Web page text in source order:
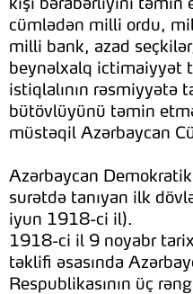
kişi bərabərliyini təmin
cümlədən milli ordu,
milli bank, azad
beynəlxalq ictimaiyyət
istiqlalının rəsmiyyətə
bütövlüyünü təmin
müstəqil Azərbaycan
Azərbaycan Demokratik
surətdə tanıyan ilk
iyun 1918-ci il).
1918-ci il 9 noyabr
təklifi əsasında
Respublikasının üç